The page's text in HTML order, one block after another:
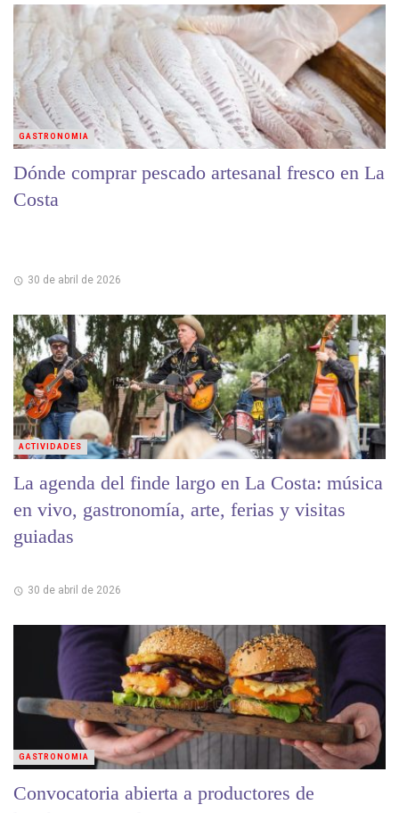
Dónde comprar pescado artesanal fresco en La
Costa
30 de abril de 2026
GASTRONOMIA
La agenda del finde largo en La Costa: música
en vivo, gastronomía, arte, ferias y visitas
guiadas
30 de abril de 2026
ACTIVIDADES
Convocatoria abierta a productores de
GASTRONOMIA